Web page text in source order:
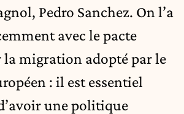
Pedro Sanchez. On l’a
avec le pacte
la migration adopté par le
: il est essentiel
une politique